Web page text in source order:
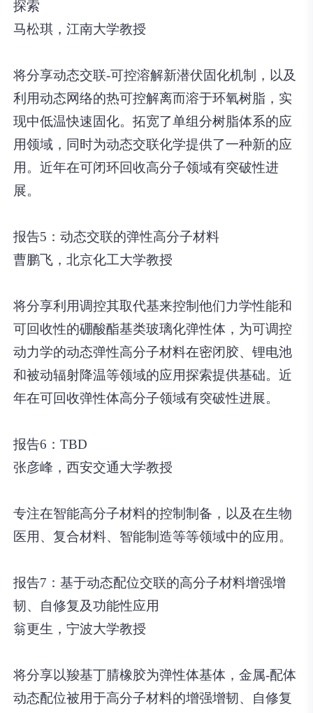
探索
马松琪，江南大学教授
将分享动态交联-可控溶解新潜伏固化机制，以及
利用动态网络的热可控解离而溶于环氧树脂，实
现中低温快速固化。拓宽了单组分树脂体系的应
用领域，同时为动态交联化学提供了一种新的应
用。近年在可闭环回收高分子领域有突破性进
展。
报告5：动态交联的弹性高分子材料
曹鹏飞，北京化工大学教授
将分享利用调控其取代基来控制他们力学性能和
可回收性的硼酸酯基类玻璃化弹性体，为可调控
动力学的动态弹性高分子材料在密闭胶、锂电池
和被动辐射降温等领域的应用探索提供基础。近
年在可回收弹性体高分子领域有突破性进展。
报告6：TBD
张彦峰，西安交通大学教授
专注在智能高分子材料的控制制备，以及在生物
医用、复合材料、智能制造等等领域中的应用。
报告7：基于动态配位交联的高分子材料增强增
韧、自修复及功能性应用
翁更生，宁波大学教授
将分享以羧基丁腈橡胶为弹性体基体，金属-配体
动态配位被用于高分子材料的增强增韧、自修复